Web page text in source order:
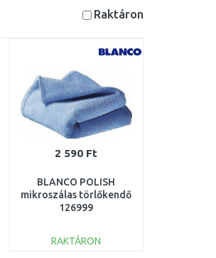
Raktáron
2 590 Ft
BLANCO POLISH
mikroszálas törlőkendő
126999
RAKTÁRON